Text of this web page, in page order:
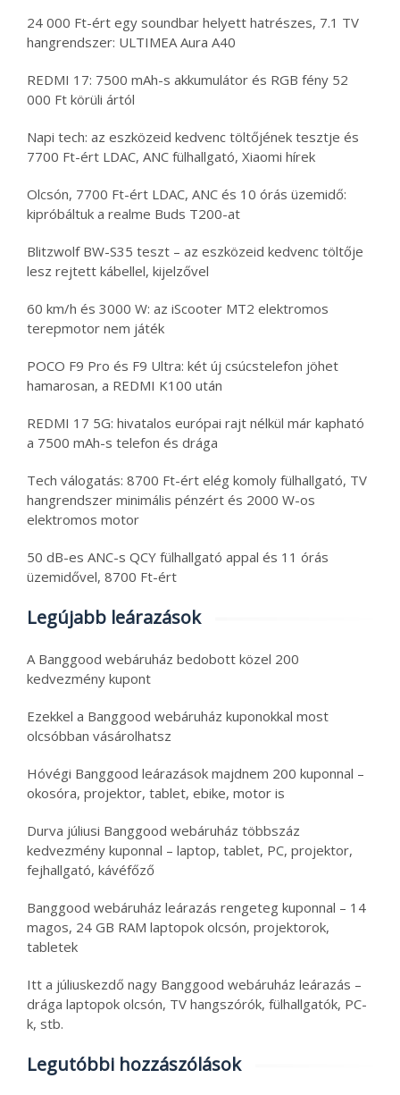
24 000 Ft-ért egy soundbar helyett hatrészes, 7.1 TV
hangrendszer: ULTIMEA Aura A40
REDMI 17: 7500 mAh-s akkumulátor és RGB fény 52
000 Ft körüli ártól
Napi tech: az eszközeid kedvenc töltőjének tesztje és
7700 Ft-ért LDAC, ANC fülhallgató, Xiaomi hírek
Olcsón, 7700 Ft-ért LDAC, ANC és 10 órás üzemidő:
kipróbáltuk a realme Buds T200-at
Blitzwolf BW-S35 teszt – az eszközeid kedvenc töltője
lesz rejtett kábellel, kijelzővel
60 km/h és 3000 W: az iScooter MT2 elektromos
terepmotor nem játék
POCO F9 Pro és F9 Ultra: két új csúcstelefon jöhet
hamarosan, a REDMI K100 után
REDMI 17 5G: hivatalos európai rajt nélkül már kapható
a 7500 mAh-s telefon és drága
Tech válogatás: 8700 Ft-ért elég komoly fülhallgató, TV
hangrendszer minimális pénzért és 2000 W-os
elektromos motor
50 dB-es ANC-s QCY fülhallgató appal és 11 órás
üzemidővel, 8700 Ft-ért
Legújabb leárazások
A Banggood webáruház bedobott közel 200
kedvezmény kupont
Ezekkel a Banggood webáruház kuponokkal most
olcsóbban vásárolhatsz
Hóvégi Banggood leárazások majdnem 200 kuponnal –
okosóra, projektor, tablet, ebike, motor is
Durva júliusi Banggood webáruház többszáz
kedvezmény kuponnal – laptop, tablet, PC, projektor,
fejhallgató, kávéfőző
Banggood webáruház leárazás rengeteg kuponnal – 14
magos, 24 GB RAM laptopok olcsón, projektorok,
tabletek
Itt a júliuskezdő nagy Banggood webáruház leárazás –
drága laptopok olcsón, TV hangszórók, fülhallgatók, PC-
k, stb.
Legutóbbi hozzászólások